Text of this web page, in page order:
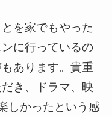
を家でもやった
に行っているの
あります。貴重
き、ドラマ、映
しかったという感